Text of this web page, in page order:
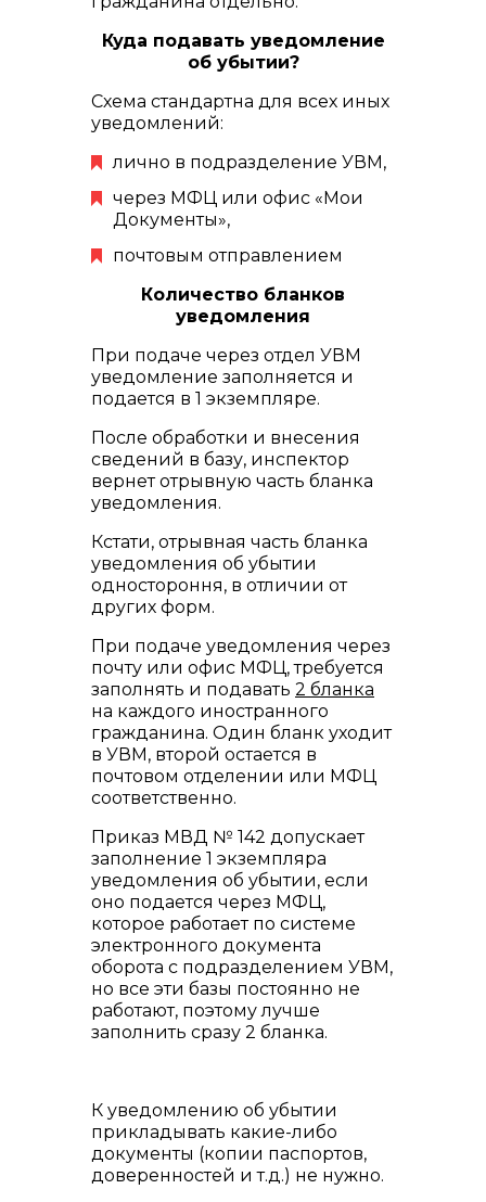
Куда подавать уведомление
об убытии?
Схема стандартна для всех иных
уведомлений:
лично в подразделение УВМ,
через МФЦ или офис «Мои
Документы»,
почтовым отправлением
Количество бланков
уведомления
При подаче через отдел УВМ
уведомление заполняется и
подается в 1 экземпляре.
После обработки и внесения
сведений в базу, инспектор
вернет отрывную часть бланка
уведомления.
Кстати, отрывная часть бланка
уведомления об убытии
одностороння, в отличии от
других форм.
При подаче уведомления через
почту или офис МФЦ, требуется
заполнять и подавать 2 бланка
на каждого иностранного
гражданина. Один бланк уходит
в УВМ, второй остается в
почтовом отделении или МФЦ
соответственно.
Приказ МВД № 142 допускает
заполнение 1 экземпляра
уведомления об убытии, если
оно подается через МФЦ,
которое работает по системе
электронного документа
оборота с подразделением УВМ,
но все эти базы постоянно не
работают, поэтому лучше
заполнить сразу 2 бланка.
К уведомлению об убытии
прикладывать какие-либо
документы (копии паспортов,
доверенностей и т.д.) не нужно.